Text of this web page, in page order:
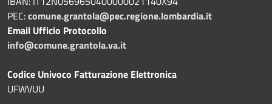
PEC:comune.grantola@pec.regione.lombardia.it
Email Ufficio Protocollo
info@comune.grantola.va.it
Codice Univoco Fatturazione Elettronica
UFWVUU